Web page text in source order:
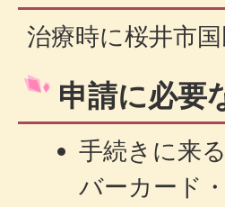
治療時に桜井市
申請に必要
手続きに来
バーカード